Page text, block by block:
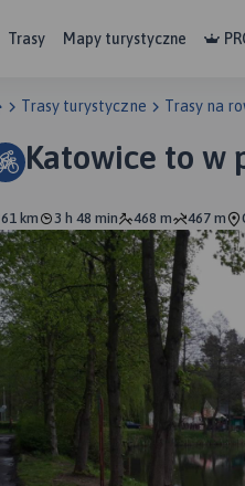
Trasy Mapy turystyczne
Trasy turystyczne Trasy na
Katowice to w
61 km 3 h 48 min 468 m 467 m